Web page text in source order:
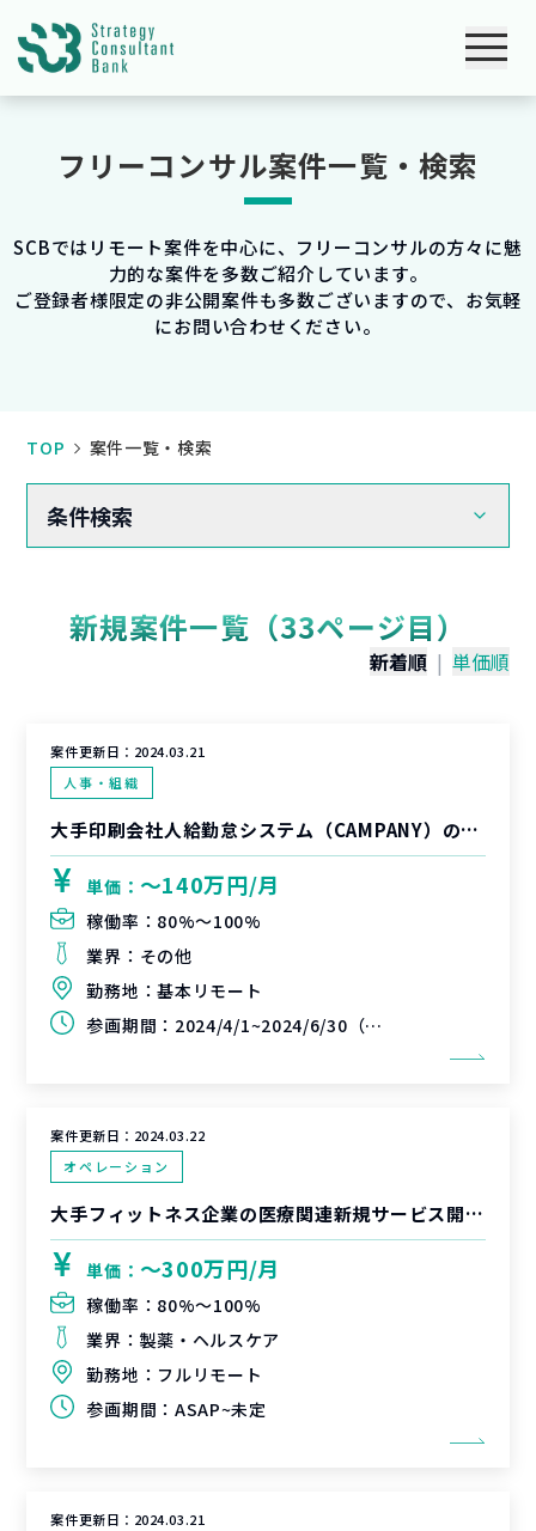
フリーコンサル案件一覧・検索
SCBではリモート案件を中心に、フリーコンサルの方々に魅
力的な案件を多数ご紹介しています。
ご登録者様限定の非公開案件も多数ございますので、お気軽
にお問い合わせください。
TOP 案件一覧・検索
条件検索
新規案件一覧（33ページ目）
新着順 | 単価順
案件更新日： 2024.03.21
人事・組織
大手印刷会社人給勤怠システム（CAMPANY）の導入支援
単価： 〜140万円/月
稼働率： 80%〜100%
業界： その他
勤務地：基本リモート
参画期間： 2024/4/1~2024/6/30（延長可能性有）
案件更新日： 2024.03.22
オペレーション
大手フィットネス企業の医療関連新規サービス開発PMO
単価： 〜300万円/月
稼働率： 80%〜100%
業界： 製薬・ヘルスケア
勤務地： フルリモート
参画期間： ASAP~未定
案件更新日： 2024.03.21